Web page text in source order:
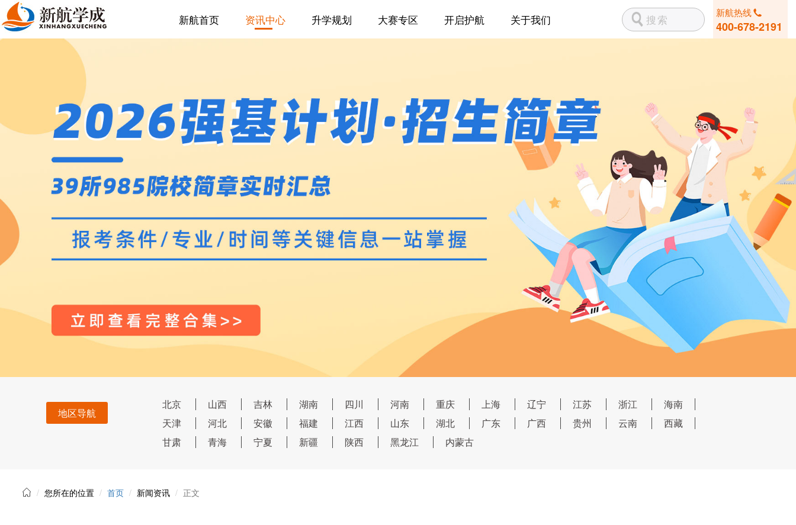
新航首页 资讯中心 升学规划 大赛专区 开启护航 关于我们 新航热线
400-678-2191
地区导航
北京 山西 吉林 湖南 四川 河南 重庆 上海 辽宁 江苏 浙江
海南
天津
河北 安徽 福建 江西 山东 湖北 广东 广西 贵州 云南
西藏
甘肃
青海 宁夏 新疆 陕西 黑龙江 内蒙古
您所在的位置 首页 新闻资讯 正文